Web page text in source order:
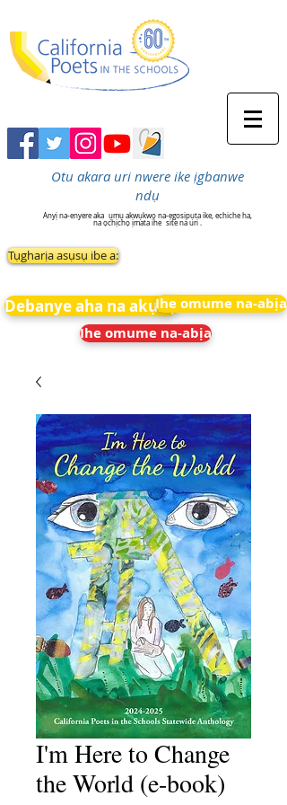
Otu akara uri nwere ike ịgbanwe
ndụ
Anyị na-enyere aka ụmụ akwụkwọ na-egosipụta ike, echiche ha,
na ọchịchọ ịmata ihe site na uri .
Tụgharịa asụsụ ibe a:
Debanye aha na akụkọIhe omume na-abịa
Ihe omume na-abịa
I'm Here to Change
the World (e-book)